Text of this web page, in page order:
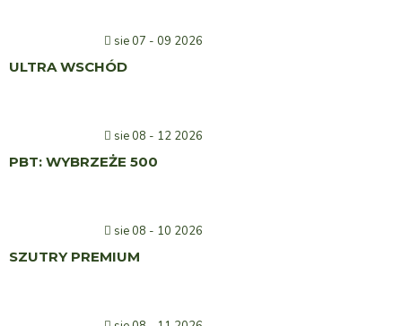
sie 07 - 09 2026
ULTRA WSCHÓD
sie 08 - 12 2026
PBT: WYBRZEŻE 500
sie 08 - 10 2026
SZUTRY PREMIUM